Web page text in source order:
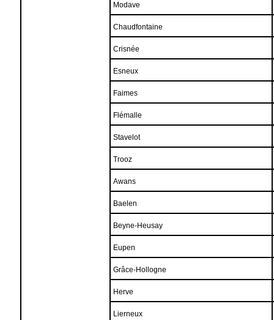
Modave
Chaudfontaine
Crisnée
Esneux
Faimes
Flémalle
Stavelot
Trooz
Awans
Baelen
Beyne-Heusay
Eupen
Grâce-Hollogne
Herve
Lierneux